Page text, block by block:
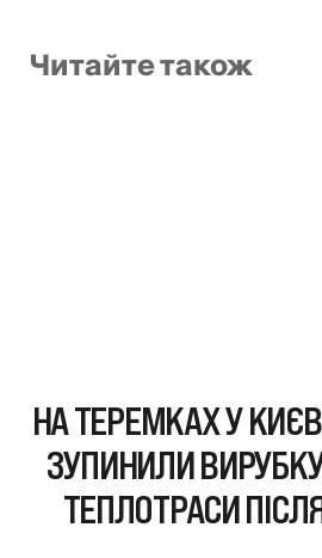
Читайте також
НА ТЕРЕМКАХ У
ЗУПИНИЛИ
ТЕПЛОТРАСИ